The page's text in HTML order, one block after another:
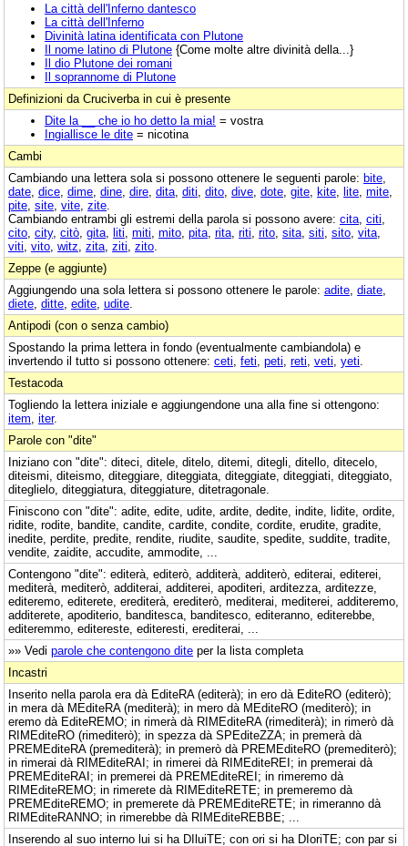
La città dell'Inferno dantesco
La città dell'Inferno
Divinità latina identificata con Plutone
Il nome latino di Plutone {Come molte altre divinità della...}
Il dio Plutone dei romani
Il soprannome di Plutone
Definizioni da Cruciverba in cui è presente
Dite la __ che io ho detto la mia! = vostra
Ingiallisce le dite = nicotina
Cambi
Cambiando una lettera sola si possono ottenere le seguenti parole: bite
date dice dime dine dire dita diti dito dive dote gite kite lite mite
pite site vite zite
Cambiando entrambi gli estremi della parola si possono avere: cita citi
cito city, citò gita liti miti mito pita rita riti rito sita siti sito vita
viti vito witz zita ziti zito
Zeppe (e aggiunte)
Aggiungendo una sola lettera si possono ottenere le parole: adite diate
diete ditte edite udite
Antipodi (con o senza cambio)
Spostando la prima lettera in fondo (eventualmente cambiandola) e
invertendo il tutto si possono ottenere: ceti feti peti reti veti yeti
Testacoda
Togliendo la lettera iniziale e aggiungendone una alla fine si ottengono:
item iter.
Parole con "dite"
Iniziano con "dite": diteci, ditele, ditelo, ditemi, ditegli, ditello, ditecelo,
diteismi, diteismo, diteggiare, diteggiata, diteggiate, diteggiati, diteggiato,
diteglielo, diteggiatura, diteggiature, ditetragonale.
Finiscono con "dite": adite, edite, udite, ardite, dedite, indite, lidite, ordite,
ridite, rodite, bandite, candite, cardite, condite, cordite, erudite, gradite,
inedite, perdite, predite, rendite, riudite, saudite, spedite, suddite, tradite,
vendite, zaidite, accudite, ammodite, ...
Contengono "dite": editerà, editerò, additerà, additerò, editerai, editerei,
mediterà, mediterò, additerai, additerei, apoditeri, arditezza, arditezze,
editeremo, editerete, erediterà, erediterò, mediterai, mediterei, additeremo,
additerete, apoditerio, banditesca, banditesco, editeranno, editerebbe,
editeremmo, editereste, editeresti, erediterai, ...
»» Vedi parole che contengono dite per la lista completa
Incastri
Inserito nella parola era dà EditeRA (editerà); in ero dà EditeRO (editerò);
in mera dà MEditeRA (mediterà); in mero dà MEditeRO (mediterò); in
eremo dà EditeREMO; in rimerà dà RIMEditeRA (rimediterà); in rimerò dà
RIMEditeRO (rimediterò); in spezza dà SPEditeZZA; in premerà dà
PREMEditeRA (premediterà); in premerò dà PREMEditeRO (premediterò);
in rimerai dà RIMEditeRAI; in rimerei dà RIMEditeREI; in premerai dà
PREMEditeRAI; in premerei dà PREMEditeREI; in rimeremo dà
RIMEditeREMO; in rimerete dà RIMEditeRETE; in premeremo dà
PREMEditeREMO; in premerete dà PREMEditeRETE; in rimeranno dà
RIMEditeRANNO; in rimerebbe dà RIMEditeREBBE; ...
Inserendo al suo interno lui si ha DIluiTE; con ori si ha DIoriTE; con par si